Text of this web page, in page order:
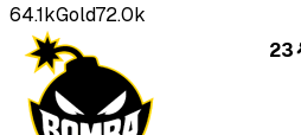
64.1kGold72.0k
23